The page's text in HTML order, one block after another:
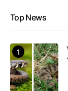
Top News